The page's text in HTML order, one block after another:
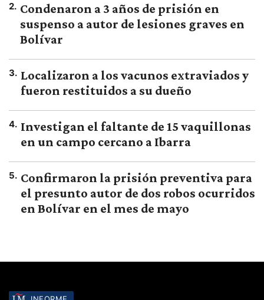
2. Condenaron a 3 años de prisión en
suspenso a autor de lesiones graves en
Bolívar
3. Localizaron a los vacunos extraviados y
fueron restituidos a su dueño
4. Investigan el faltante de 15 vaquillonas
en un campo cercano a Ibarra
5. Confirmaron la prisión preventiva para
el presunto autor de dos robos ocurridos
en Bolívar en el mes de mayo